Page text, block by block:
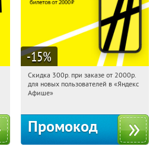
-15%
20:40:56 Получили:65
Россия
Скидка 300р. при заказе от 2000р.
для новых пользователей в «Яндекс
Афише»
Промокод